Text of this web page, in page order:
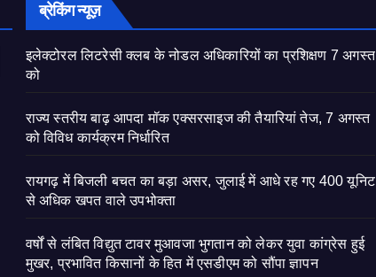
ब्रेकिंग न्यूज़
इलेक्टोरल लिटरेसी क्लब के नोडल अधिकारियों का प्रशिक्षण 7 अगस्त
को
राज्य स्तरीय बाढ़ आपदा मॉक एक्सरसाइज की तैयारियां तेज, 7 अगस्त
को विविध कार्यक्रम निर्धारित
रायगढ़ में बिजली बचत का बड़ा असर, जुलाई में आधे रह गए 400 यूनिट
से अधिक खपत वाले उपभोक्ता
वर्षों से लंबित विद्युत टावर मुआवजा भुगतान को लेकर युवा कांग्रेस हुई
मुखर, प्रभावित किसानों के हित में एसडीएम को सौंपा ज्ञापन